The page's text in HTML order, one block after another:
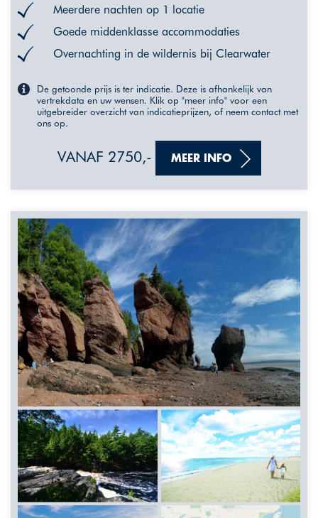
Meerdere nachten op 1 locatie
Goede middenklasse accommodaties
Overnachting in de wildernis bij Clearwater
De getoonde prijs is ter indicatie. Deze is afhankelijk van
vertrekdata en uw wensen. Klik op "meer info" voor een
uitgebreider overzicht van indicatieprijzen, of neem contact met
ons op.
VANAF 2750,- MEER INFO